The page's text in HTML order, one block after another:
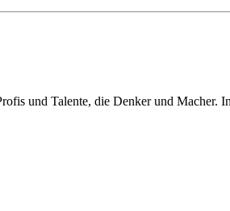
und Talente, die Denker und